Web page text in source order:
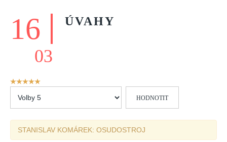
FAQ
Vydání 3/ 2025
Vydání 2/ 2025
Vydání 1/ 2025
Vydání 3-4/ 2024
16
03
ÚVAHY
Hodnocení
prosím
STANISLAV KOMÁREK: OSUDOSTROJ